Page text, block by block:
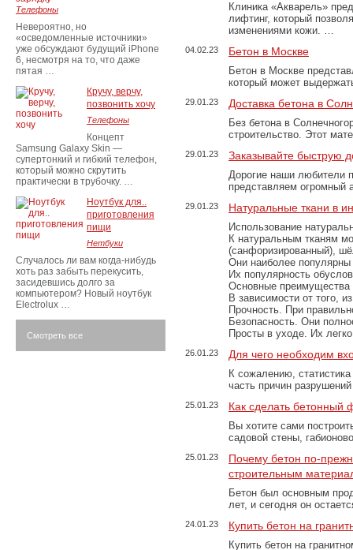
Клиника «Акварель»
лифтинг, который
изменениями кожи. …
04.02.23 Бетон в Москве
Бетон в Москве
который может
29.01.23 Доставка бетона в
Без бетона в
строительство. Этот
29.01.23 Заказывайте быструю
Дорогие наши любители
представляем огромный
29.01.23 Натуральные ткани в
Использование
К натуральным тканям
(санфоризированный),
Они наиболее популярны
Их популярность
Основные преимущества
В зависимости от того,
Прочность. При
Безопасность. Они
Просты в уходе. Их
26.01.23 Для чего необходим
К сожалению,
часть причин
25.01.23 Как сделать бетонный
Вы хотите сами
садовой стены,
25.01.23
Почему бетон по-
строительным
Бетон был основным
лет, и сегодня он
24.01.23 Купить бетон на
Купить бетон на
Телефоны
Невероятно, но
«осведомленные источники»
уже обсуждают будущий iPhone
6, несмотря на то, что даже
пятая …
Кручу, верчу,
позвонить хочу
Телефоны
Концепт
Samsung Galaxy Skin —
супертонкий и гибкий телефон,
который можно скрутить
практически в трубочку. …
Ноутбук для..
приготовления
пищи
Нетбуки
Случалось ли вам когда-нибудь
хоть раз забыть перекусить,
засидевшись долго за
компьютером? Новый ноутбук
Electrolux …
Смотреть все